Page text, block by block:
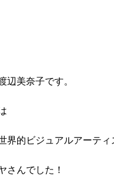
辺美奈子です。
界的ビジュアルアーティ
さんでした！